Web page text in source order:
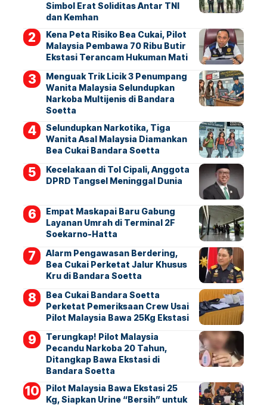
Simbol Erat Soliditas Antar TNI
dan Kemhan
Kena Peta Risiko Bea Cukai, Pilot
Malaysia Pembawa 70 Ribu Butir
Ekstasi Terancam Hukuman Mati
Menguak Trik Licik 3 Penumpang
Wanita Malaysia Selundupkan
Narkoba Multijenis di Bandara
Soetta
Selundupkan Narkotika, Tiga
Wanita Asal Malaysia Diamankan
Bea Cukai Bandara Soetta
Kecelakaan di Tol Cipali, Anggota
DPRD Tangsel Meninggal Dunia
Empat Maskapai Baru Gabung
Layanan Umrah di Terminal 2F
Soekarno-Hatta
Alarm Pengawasan Berdering,
Bea Cukai Perketat Jalur Khusus
Kru di Bandara Soetta
Bea Cukai Bandara Soetta
Perketat Pemeriksaan Crew Usai
Pilot Malaysia Bawa 25Kg Ekstasi
Terungkap! Pilot Malaysia
Pecandu Narkoba 20 Tahun,
Ditangkap Bawa Ekstasi di
Bandara Soetta
Pilot Malaysia Bawa Ekstasi 25
Kg, Siapkan Urine “Bersih” untuk